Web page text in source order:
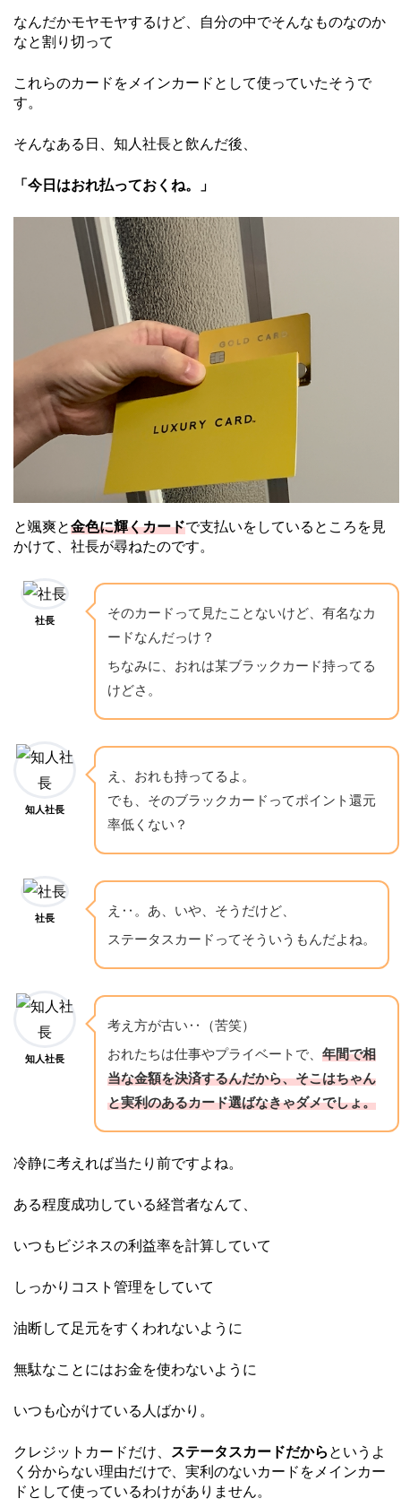
なんだかモヤモヤするけど、自分の中でそんなものなのか
なと割り切って
これらのカードをメインカードとして使っていたそうで
す。
そんなある日、知人社長と飲んだ後、
「今日はおれ払っておくね。」
と颯爽と金色に輝くカードで支払いをしているところを見
かけて、社長が尋ねたのです。
社長
そのカードって見たことないけど、有名なカ
ードなんだっけ？
ちなみに、おれは某ブラックカード持ってる
けどさ。
知人社長
え、おれも持ってるよ。
でも、そのブラックカードってポイント還元
率低くない？
社長
え‥。あ、いや、そうだけど、
ステータスカードってそういうもんだよね。
知人社長
考え方が古い‥（苦笑）
おれたちは仕事やプライベートで、 年間で相
当な金額を決済するんだから、そこはちゃん
と実利のあるカード選ばなきゃダメでしょ。
冷静に考えれば当たり前ですよね。
ある程度成功している経営者なんて、
いつもビジネスの利益率を計算していて
しっかりコスト管理をしていて
油断して足元をすくわれないように
無駄なことにはお金を使わないように
いつも心がけている人ばかり。
クレジットカードだけ、 ステータスカードだから というよ
く分からない理由だけで、実利のないカードをメインカー
ドとして使っているわけがありません。